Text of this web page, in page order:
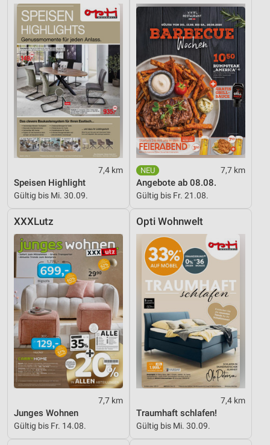
7,4 km
Speisen Highlight
Gültig bis Mi. 30.09.
7,7 km
Angebote ab 08.08.
Gültig bis Fr. 21.08.
XXXLutz
7,7 km
Junges Wohnen
Gültig bis Fr. 14.08.
Opti Wohnwelt
7,4 km
Traumhaft schlafen!
Gültig bis Mi. 30.09.